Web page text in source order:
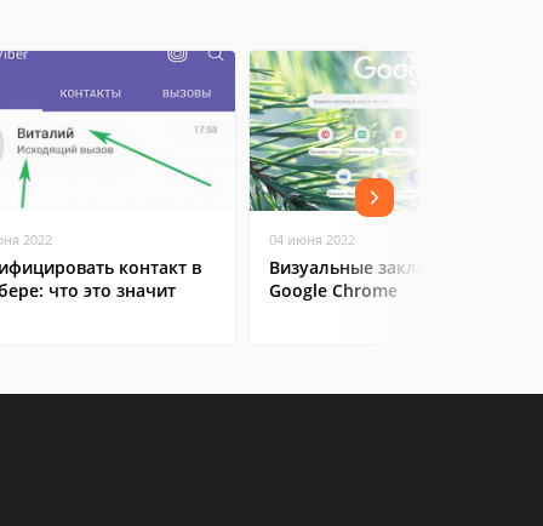
2022
контакт в
что это значит
04 июня 2022
Визуальные закладки для
Google Chrome